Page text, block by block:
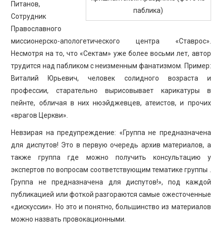
паблика)
Питанов,
Сотрудник
Православного
миссионерско-апологетического центра «Ставрос».
Несмотря на то, что «Сектам» уже более восьми лет, автор
трудится над пабликом с неизменным фанатизмом. Пример:
Виталий Юрьевич, человек солидного возраста и
профессии, старательно вырисовывает карикатуры в
пейнте, обличая в них нюэйджевцев, атеистов, и прочих
«врагов Церкви».
Невзирая на предупреждение: «Группа не предназначена
для диспутов! Это в первую очередь архив материалов, а
также группа где можно получить консультацию у
экспертов по вопросам соответствующим тематике группы .
Группа не предназначена для диспутов!», под каждой
публикацией или фоткой разгораются самые ожесточенные
«дискуссии». Но это и понятно, большинство из материалов
можно назвать провокационными.